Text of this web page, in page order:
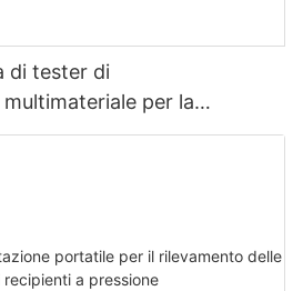
di tester di
per la
e dello stress -